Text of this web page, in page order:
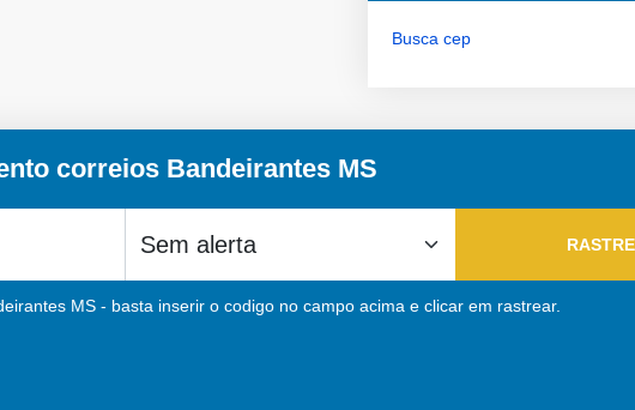
Busca cep
correios Bandeirantes MS
MS - basta inserir o codigo no campo acima e clicar em rastrear.